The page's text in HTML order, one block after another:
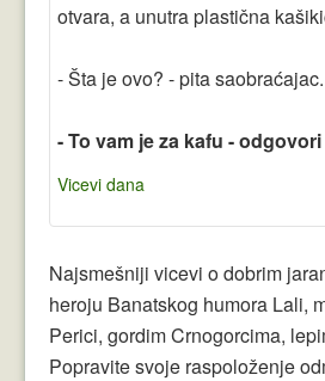
Piroćanci
Vicevi Razni
Najbolji Vicevi
otvara, a unutra plastična
- Šta je ovo? - pita saobraćajac.
- To vam je za kafu -
Vicevi dana
Najsmešniji vicevi o dobrim
heroju Banatskog humora Lali,
Perici, gordim Crnogorcima,
Popravite svoje raspoloženje